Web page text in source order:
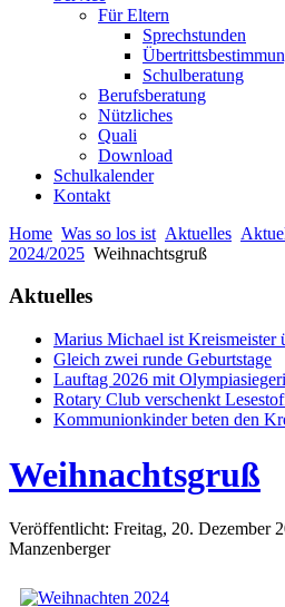
Für Eltern
Sprechstunden
Schulberatung
Berufsberatung
Nützliches
Quali
Download
Schulkalender
Kontakt
Home Was so los ist Aktuelles
2024/2025 Weihnachtsgruß
Aktuelles
Marius Michael ist Kreismeister
Gleich zwei runde Geburtstage
Lauftag 2026 mit
Rotary Club verschenkt
Kommunionkinder beten den
Weihnachtsgruß
Veröffentlicht: Freitag, 20. Dezember
Manzenberger